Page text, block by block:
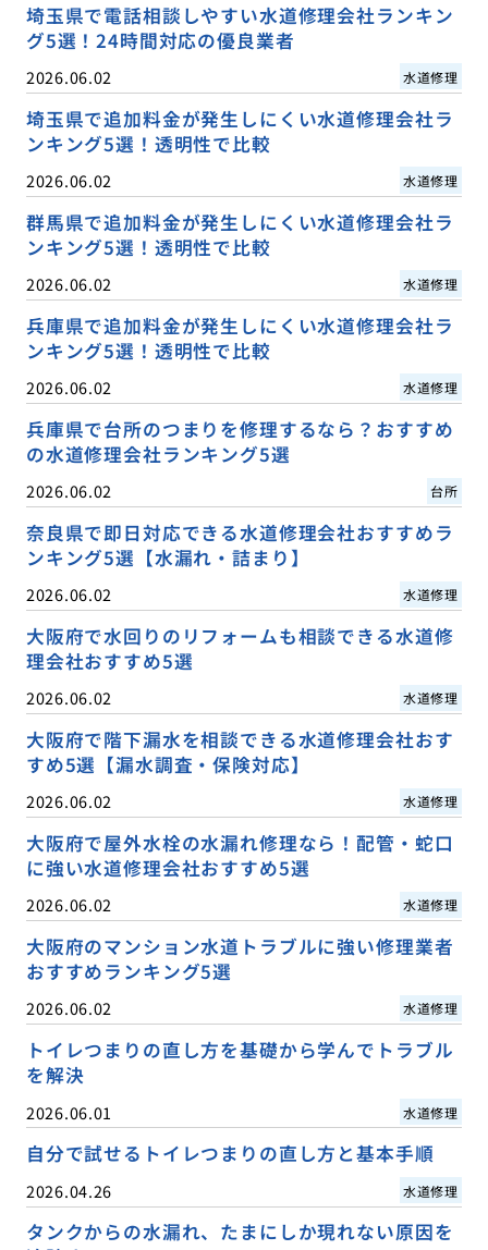
埼玉県で電話相談しやすい水道修理会社ランキン
グ5選！24時間対応の優良業者
2026.06.02 水道修理
埼玉県で追加料金が発生しにくい水道修理会社ラ
ンキング5選！透明性で比較
2026.06.02 水道修理
群馬県で追加料金が発生しにくい水道修理会社ラ
ンキング5選！透明性で比較
2026.06.02 水道修理
兵庫県で追加料金が発生しにくい水道修理会社ラ
ンキング5選！透明性で比較
2026.06.02 水道修理
兵庫県で台所のつまりを修理するなら？おすすめ
の水道修理会社ランキング5選
2026.06.02 台所
奈良県で即日対応できる水道修理会社おすすめラ
ンキング5選【水漏れ・詰まり】
2026.06.02 水道修理
大阪府で水回りのリフォームも相談できる水道修
理会社おすすめ5選
2026.06.02 水道修理
大阪府で階下漏水を相談できる水道修理会社おす
すめ5選【漏水調査・保険対応】
2026.06.02 水道修理
大阪府で屋外水栓の水漏れ修理なら！配管・蛇口
に強い水道修理会社おすすめ5選
2026.06.02 水道修理
大阪府のマンション水道トラブルに強い修理業者
おすすめランキング5選
2026.06.02 水道修理
トイレつまりの直し方を基礎から学んでトラブル
を解決
2026.06.01 水道修理
自分で試せるトイレつまりの直し方と基本手順
2026.04.26 水道修理
タンクからの水漏れ、たまにしか現れない原因を